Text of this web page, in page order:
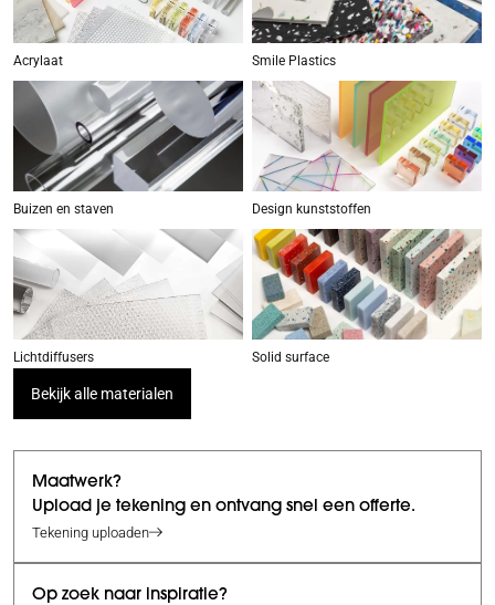
Acrylaat Smile Plastics
Buizen en staven Design kunststoffen
Lichtdiffusers Solid surface
Bekijk alle materialen
Maatwerk?
Upload je tekening en ontvang snel een offerte.
Tekening uploaden
Op zoek naar inspiratie?